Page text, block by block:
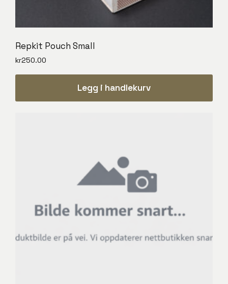
Repkit Pouch Small
kr250.00
Legg i handlekurv